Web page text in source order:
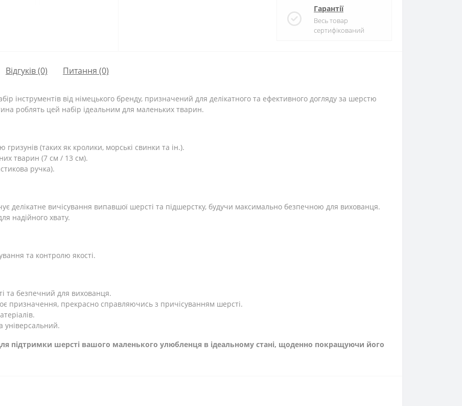
Гарантії
Весь товар
сертифікований
Відгуків (0) Питання (0)
інструментів від німецького бренду, призначений для делікатного та ефективного догляду за шерстю
роблять цей набір ідеальним для маленьких тварин.
(таких як кролики, морські свинки та ін.).
тварин (7 см / 13 см).
ручка).
делікатне вичісування випавшої шерсті та підшерстку, будучи максимально безпечною для вихованця.
надійного хвату.
та контролю якості.
та безпечний для вихованця.
призначення, прекрасно справляючись з причісуванням шерсті.
універсальний.
підтримки шерсті вашого маленького улюбленця в ідеальному стані, щоденно покращуючи його